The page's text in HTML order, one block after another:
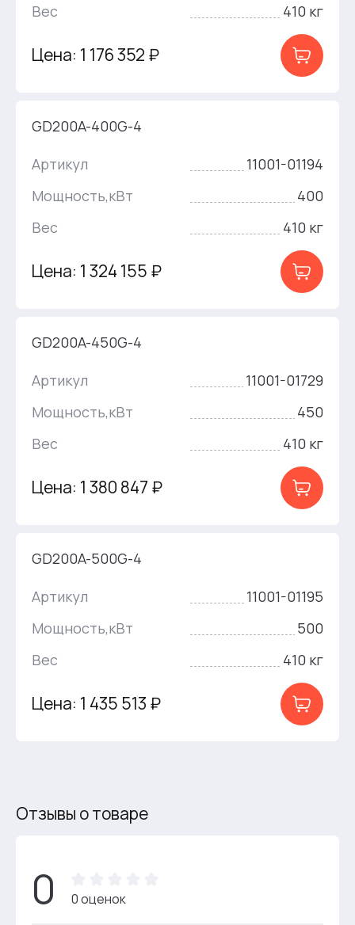
Вес
410 кг
Цена: 1 176 352 ₽
GD200A-400G-4
Артикул
11001-01194
Мощность,кВт
400
Вес
410 кг
Цена: 1 324 155 ₽
GD200A-450G-4
Артикул
11001-01729
Мощность,кВт
450
Вес
410 кг
Цена: 1 380 847 ₽
GD200A-500G-4
Артикул
11001-01195
Мощность,кВт
500
Вес
410 кг
Цена: 1 435 513 ₽
Отзывы о товаре
0 0 оценок